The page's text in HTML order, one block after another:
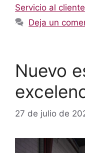
Servicio al cliente
Deja un
Nuevo
27 de julio de